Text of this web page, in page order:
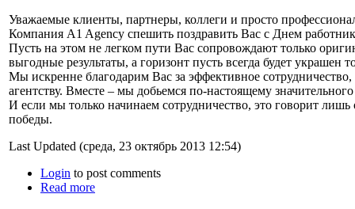
Уважаемые клиенты, партнеры, коллеги и просто
Компания A1 Agency спешить поздравить Вас с Днем
Пусть на этом не легком пути Вас сопровождают только
выгодные результаты, а горизонт пусть всегда будет украшен
Мы искренне благодарим Вас за эффективное
агентству. Вместе – мы добьемся по-настоящему
И если мы только начинаем сотрудничество, это говорит
победы.
Last Updated (среда, 23 октябрь 2013 12:54)
Login to post comments
Read more